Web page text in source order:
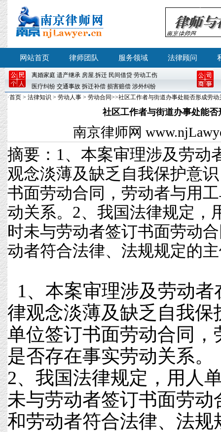
网站首页 律师团队 服务领域 法律顾问
离婚家庭 遗产继承 房屋.拆迁 民间借贷 劳动工伤
医疗纠纷 交通事故 拆迁补偿 损害赔偿 涉外纠纷
·首页 > 法律知识 > 劳动人事 > 劳动合同>>社区工作者与街道办事处能否形成劳动
社区工作者与街道办事处能否
南京律师网
摘要：1、本案审理涉及劳动
观念淡薄及缺乏自我保护意
书面劳动合同，劳动者与用
动关系。2、我国法律规定，
时未与劳动者签订书面劳动
动者符合法律、法规规定的
1、本案审理涉及劳动
律观念淡薄及缺乏自我保
单位签订书面劳动合同，
是否存在事实劳动关系。
2、我国法律规定，用人
未与劳动者签订书面劳
和劳动者符合法律、法规